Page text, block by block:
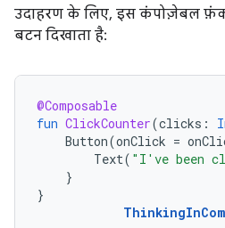
उदाहरण के लिए, इस कंपोज़ेबल
बटन दिखाता है:
@Composable
fun ClickCounter(clicks :
Button(onClick =
Text( "I've been
}
}